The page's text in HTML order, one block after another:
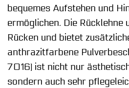
bequemes Aufstehen und
ermöglichen. Die Rücklehne
Rücken und bietet
anthrazitfarbene
7016) ist nicht nur
sondern auch sehr